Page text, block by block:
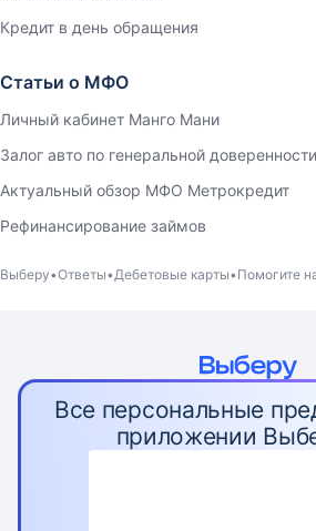
Кредит в день обращения
Статьи о МФО
Личный кабинет Манго Мани
Залог авто по генеральной доверенности
Актуальный обзор МФО Метрокредит
Рефинансирование займов
Выберу Ответы Дебетовые карты Помогите
Все персональные
приложении